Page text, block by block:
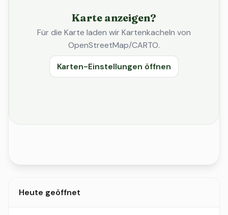
Karte anzeigen?
Für die Karte laden wir Kartenkacheln von
OpenStreetMap/CARTO.
Karten-Einstellungen öffnen
Heute geöffnet